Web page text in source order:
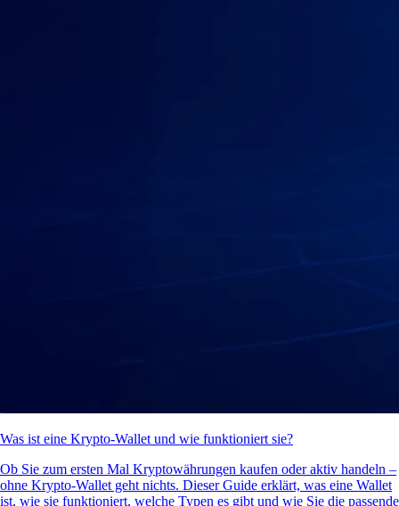
Was ist eine Krypto-Wallet und wie funktioniert sie?
Ob Sie zum ersten Mal Kryptowährungen kaufen oder aktiv handeln –
ohne Krypto-Wallet geht nichts. Dieser Guide erklärt, was eine Wallet
ist, wie sie funktioniert, welche Typen es gibt und wie Sie die passende